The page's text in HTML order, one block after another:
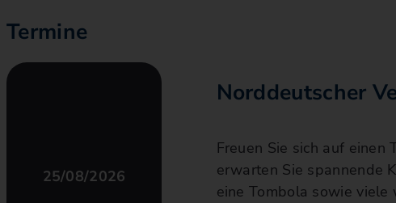
Termine
25/08/2026
Norddeutscher
Freuen Sie sich auf
erwarten Sie spannende
eine Tombola sowie